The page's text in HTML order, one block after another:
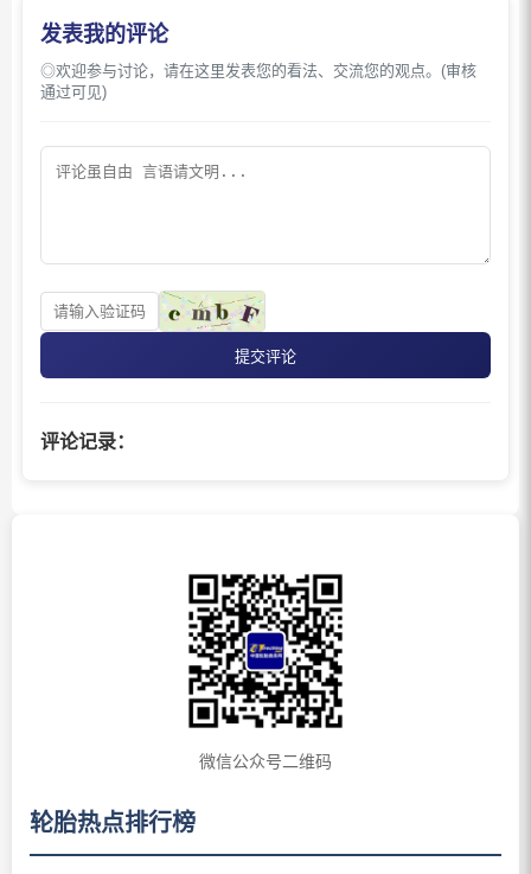
发表我的评论
◎欢迎参与讨论，请在这里发表您的看法、交流您的观点。(审核
通过可见)
提交评论
评论记录：
微信公众号二维码
轮胎热点排行榜